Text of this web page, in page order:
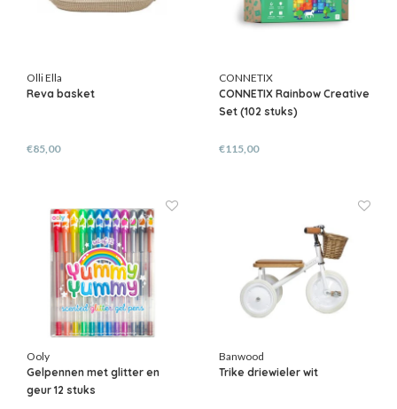
Olli Ella
Reva basket
€85,00
CONNETIX
CONNETIX Rainbow Creative
Set (102 stuks)
€115,00
Ooly
Gelpennen met glitter en
geur 12 stuks
Banwood
Trike driewieler wit